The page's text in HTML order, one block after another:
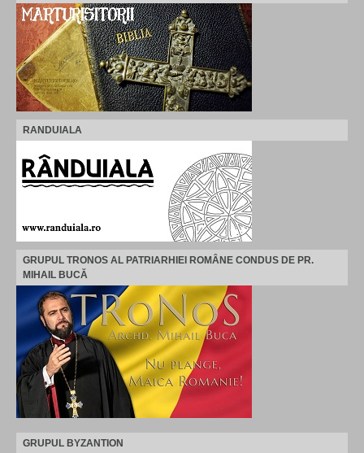
RANDUIALA
GRUPUL TRONOS AL PATRIARHIEI ROMÂNE CONDUS DE PR.
MIHAIL BUCĂ
GRUPUL BYZANTION